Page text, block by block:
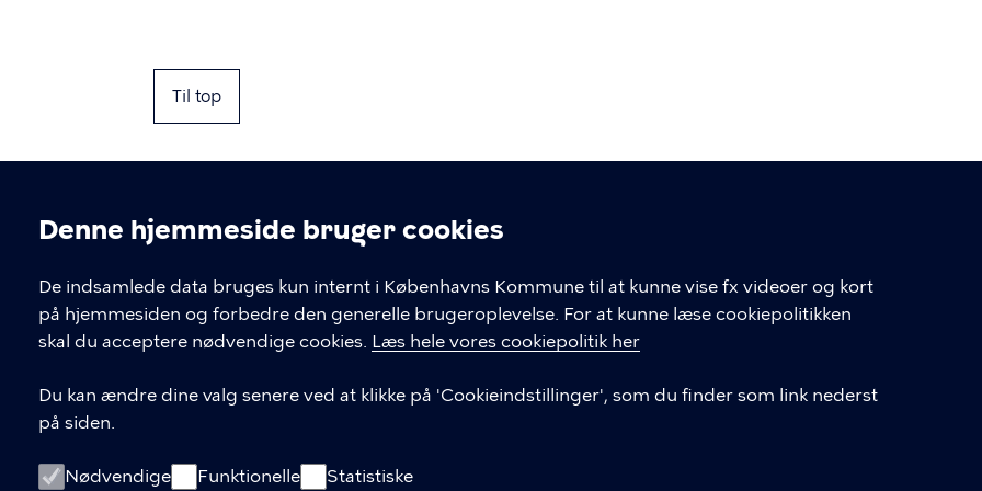
Cookieindstillinger
Denne hjemmeside bruger cookies
De indsamlede data bruges kun internt i Københavns Kommune til at kunne vise fx videoer og kort
på hjemmesiden og forbedre den generelle brugeroplevelse. For at kunne læse cookiepolitikken
skal du acceptere nødvendige cookies. Læs hele vores cookiepolitik her
Du kan ændre dine valg senere ved at klikke på 'Cookieindstillinger', som du finder som link nederst
på siden.
Nødvendige Funktionelle Statistiske
Til top
Kontakt Københavns Kommune
T
33 66 33 66
CVR-nummer64942212
GENVEJE
Hvis du vil klage